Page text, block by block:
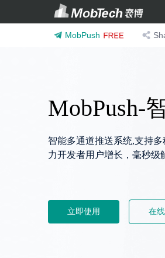
MobPush
MobPush-
智能多通道推送系统,支持
力开发者用户增长，毫秒级
立即使用 在